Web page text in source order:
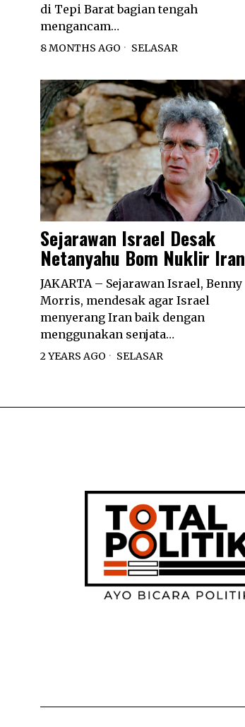
di Tepi Barat bagian tengah
mengancam…
8 MONTHS AGO SELASAR
Sejarawan Israel Desak
Netanyahu Bom Nuklir Iran
JAKARTA – Sejarawan Israel, Benny
Morris, mendesak agar Israel
menyerang Iran baik dengan
menggunakan senjata…
2 YEARS AGO SELASAR